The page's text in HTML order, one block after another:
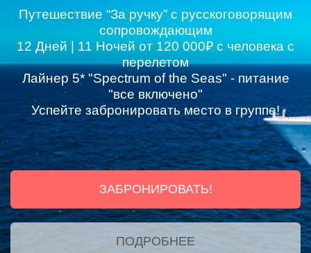
Путешествие “За ручку” с русскоговорящим
сопровождающим
12 Дней | 11 Ночей от 120 000₽ с человека с
перелетом
Лайнер 5* "Spectrum of the Seas" - питание
"все включено"
Успейте забронировать место в группе!
ЗАБРОНИРОВАТЬ!
ПОДРОБНЕЕ